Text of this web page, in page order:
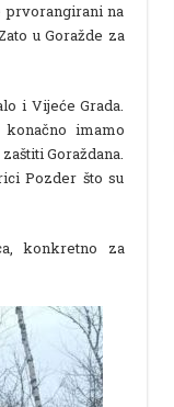
prvorangirani na
u Goražde za
i Vijeće Grada.
imamo
Goraždana.
Pozder što su
konkretno za